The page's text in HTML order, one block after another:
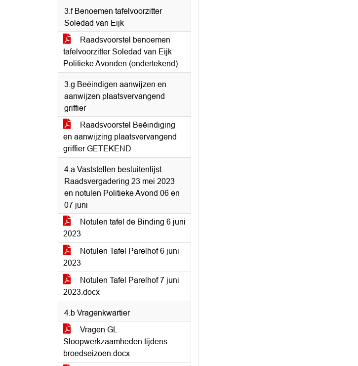
3.f Benoemen tafelvoorzitter
Soledad van Eijk
Raadsvoorstel benoemen
tafelvoorzitter Soledad van Eijk
Politieke Avonden (ondertekend)
3.g Beëindigen aanwijzen en
aanwijzen plaatsvervangend
griffier
Raadsvoorstel Beëindiging
en aanwijzing plaatsvervangend
griffier GETEKEND
4.a Vaststellen besluitenlijst
Raadsvergadering 23 mei 2023
en notulen Politieke Avond 06 en
07 juni
Notulen tafel de Binding 6 juni
2023
Notulen Tafel Parelhof 6 juni
2023
Notulen Tafel Parelhof 7 juni
2023.docx
4.b Vragenkwartier
Vragen GL
Sloopwerkzaamheden tijdens
broedseizoen.docx